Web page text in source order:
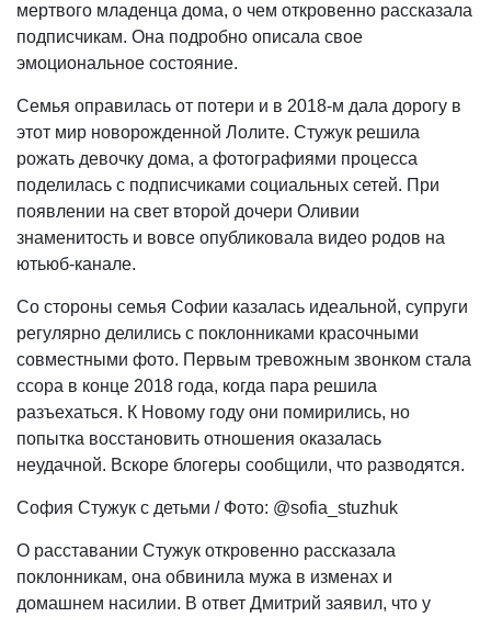
мертвого младенца дома, о чем откровенно рассказала
подписчикам. Она подробно описала свое
эмоциональное состояние.
Семья оправилась от потери и в 2018-м дала дорогу в
этот мир новорожденной Лолите. Стужук решила
рожать девочку дома, а фотографиями процесса
поделилась с подписчиками социальных сетей. При
появлении на свет второй дочери Оливии
знаменитость и вовсе опубликовала видео родов на
ютьюб-канале.
Со стороны семья Софии казалась идеальной, супруги
регулярно делились с поклонниками красочными
совместными фото. Первым тревожным звонком стала
ссора в конце 2018 года, когда пара решила
разъехаться. К Новому году они помирились, но
попытка восстановить отношения оказалась
неудачной. Вскоре блогеры сообщили, что разводятся.
София Стужук с детьми / Фото: @sofia_stuzhuk
О расставании Стужук откровенно рассказала
поклонникам, она обвинила мужа в изменах и
домашнем насилии. В ответ Дмитрий заявил, что у